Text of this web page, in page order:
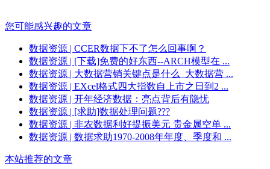
您可能感兴趣的文章
数据资源 | CCER数据下不了怎么回事啊？
数据资源 | [下载]免费的好东西--ARCH模型在 ...
数据资源 | 大数据营销关键点是什么_大数据营 ...
数据资源 | EXcel格式四大指数自上市之日到2 ...
数据资源 | 开年经济数据：亮点背后有隐忧
数据资源 | [求助]数据处理问题???
数据资源 | 非农数据利好提振美元 贵金属空单 ...
数据资源 | 数据求助1970-2008年年度、季度和 ...
本站推荐的文章